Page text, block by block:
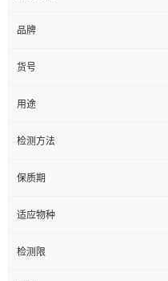
品牌
货号
用途
检测方法
保质期
适应物种
检测限